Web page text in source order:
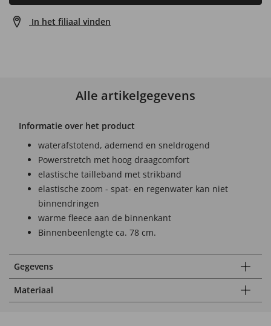
In het filiaal vinden
Alle artikelgegevens
Informatie over het product
waterafstotend, ademend en sneldrogend
Powerstretch met hoog draagcomfort
elastische tailleband met strikband
elastische zoom - spat- en regenwater kan niet
binnendringen
warme fleece aan de binnenkant
Binnenbeenlengte ca. 78 cm.
Gegevens
Materiaal